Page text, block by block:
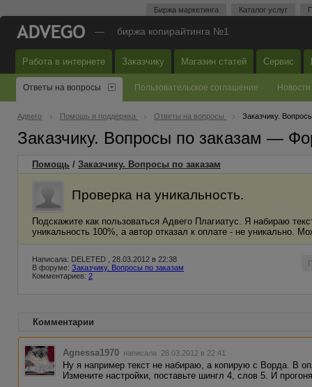
Биржа маркетинга Каталог услуг
— биржа копирайтинга №1
Работа в интернете Заказчику Магазин статей Сервис
Ответы на вопросы Пользовательское соглашение Новости
Адвего Помощь и поддержка Ответы на вопросы Заказчику.
Заказчику. Вопросы по заказам —
Помощь / Заказчику. Вопросы по заказам
Проверка на уникальность.
Подскажите как пользоваться Адвего Плагиатус. Я набираю
уникальность 100%, а автор отказал к оплате - не уникально.
Написала: DELETED , 28.03.2012 в 22:38
В форуме: Заказчику. Вопросы по заказам
Комментариев: 2
Комментарии
Agnessa1970 написала 28.03.2012 в 22:41
Ну я например текст не набираю, а копирую с Ворда. В
Измените настройки, поставьте шингл 4, слов 5. И